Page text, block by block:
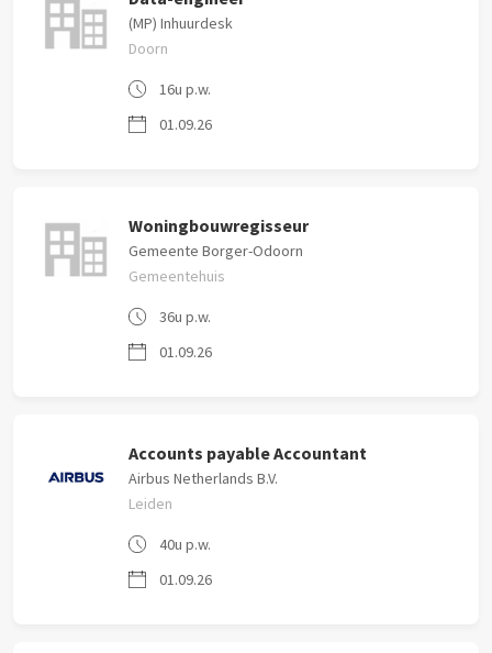
(MP) Inhuurdesk
Doorn
16u p.w.
01.09.26
Woningbouwregisseur
Gemeente Borger-Odoorn
Gemeentehuis
36u p.w.
01.09.26
Accounts payable Accountant
Airbus Netherlands B.V.
Leiden
40u p.w.
01.09.26